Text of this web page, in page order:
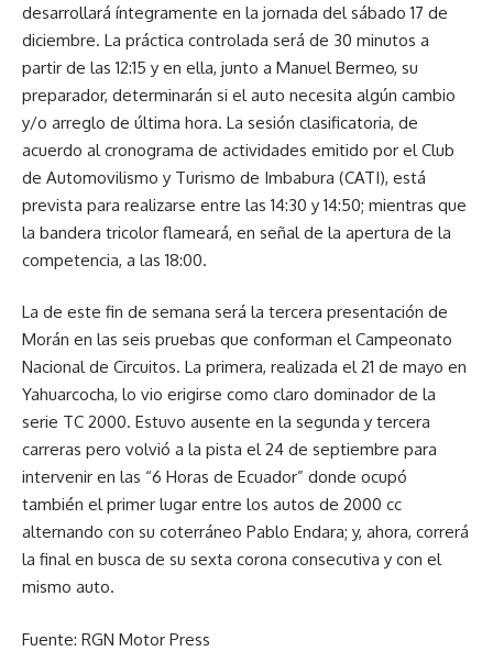
desarrollará íntegramente en la jornada del sábado 17 de
diciembre. La práctica controlada será de 30 minutos a
partir de las 12:15 y en ella, junto a Manuel Bermeo, su
preparador, determinarán si el auto necesita algún cambio
y/o arreglo de última hora. La sesión clasificatoria, de
acuerdo al cronograma de actividades emitido por el Club
de Automovilismo y Turismo de Imbabura (CATI), está
prevista para realizarse entre las 14:30 y 14:50; mientras que
la bandera tricolor flameará, en señal de la apertura de la
competencia, a las 18:00.
La de este fin de semana será la tercera presentación de
Morán en las seis pruebas que conforman el Campeonato
Nacional de Circuitos. La primera, realizada el 21 de mayo en
Yahuarcocha, lo vio erigirse como claro dominador de la
serie TC 2000. Estuvo ausente en la segunda y tercera
carreras pero volvió a la pista el 24 de septiembre para
intervenir en las “6 Horas de Ecuador” donde ocupó
también el primer lugar entre los autos de 2000 cc
alternando con su coterráneo Pablo Endara; y, ahora, correrá
la final en busca de su sexta corona consecutiva y con el
mismo auto.
Fuente: RGN Motor Press